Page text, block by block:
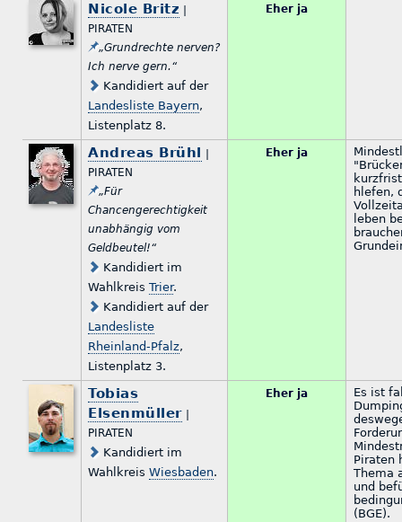
Nicole Britz
PIRATEN
„Grundrechte nerven?
Ich nerve gern.“
Kandidiert auf der
Landesliste Bayern,
Listenplatz 8.
Eher ja
Andreas Brühl
PIRATEN
„Für
Chancengerechtigkeit
unabhängig vom
Geldbeutel!“
Kandidiert im
WahlkreisTrier.
Kandidiert auf der
Landesliste
Rheinland-Pfalz,
Listenplatz 3.
Eher ja
hlefen,
leben
Tobias
Elsenmüller|
PIRATEN
Kandidiert im
WahlkreisWiesbaden.
Eher ja
Es ist
Piraten
Thema
und
(BGE).